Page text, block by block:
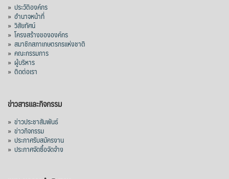
» ประวัติองค์กร
» อำนาจหน้าที่
» วิสัยทัศน์
» โครงสร้างขององค์กร
» สมาชิกสภาเกษตรกรแห่งชาติ
» คณะกรรมการ
» ผู้บริหาร
» ติดต่อเรา
ข่าวสารและกิจกรรม
» ข่าวประชาสัมพันธ์
» ข่าวกิจกรรม
» ประกาศรับสมัครงาน
» ประกาศจัดซื้อจัดจ้าง